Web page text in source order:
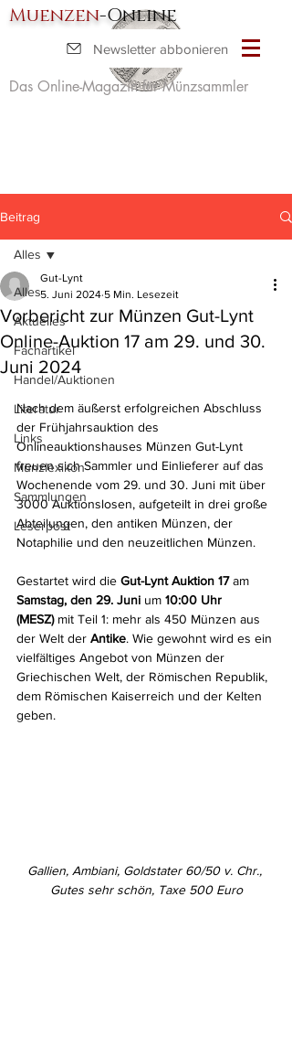
Muenzen-Online
Das Online-Magazin für Münzsammler
Newsletter abbonieren
Beitrag
Alles
Aktuelles
Fachartikel
Handel/Auktionen
Literatur
Links
Münzlexikon
Sammlungen
Leserpost
Alles
Vorbericht zur Münzen Gut-Lynt
Online-Auktion 17 am 29. und 30.
Juni 2024
Gut-Lynt
5. Juni 2024 5 Min. Lesezeit
Nach dem äußerst erfolgreichen Abschluss
der Frühjahrsauktion des
Onlineauktionshauses Münzen Gut-Lynt
freuen sich Sammler und Einlieferer auf das
Wochenende vom 29. und 30. Juni mit über
3000 Auktionslosen, aufgeteilt in drei große
Abteilungen, den antiken Münzen, der
Notaphilie und den neuzeitlichen Münzen.
Gestartet wird die Gut-Lynt Auktion 17 am
Samstag, den 29. Juni um 10:00 Uhr
(MESZ) mit Teil 1: mehr als 450 Münzen aus
der Welt der Antike. Wie gewohnt wird es ein
vielfältiges Angebot von Münzen der
Griechischen Welt, der Römischen Republik,
dem Römischen Kaiserreich und der Kelten
geben.
Gallien, Ambiani, Goldstater 60/50 v. Chr.,
Gutes sehr schön, Taxe 500 Euro